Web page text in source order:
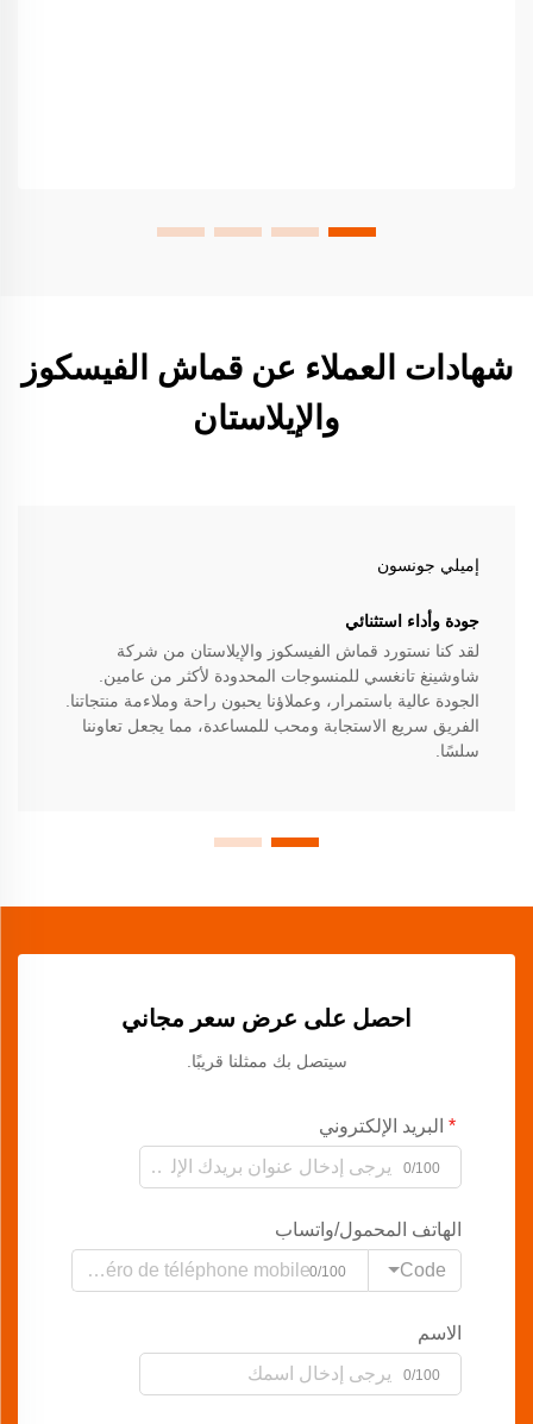
شهادات العملاء عن قماش الفيسكوز
والإيلاستان
إميلي جونسون
جودة وأداء استثنائي
لقد كنا نستورد قماش الفيسكوز والإيلاستان من شركة
شاوشينغ تانغسي للمنسوجات المحدودة لأكثر من عامين.
الجودة عالية باستمرار، وعملاؤنا يحبون راحة وملاءمة منتجاتنا.
الفريق سريع الاستجابة ومحب للمساعدة، مما يجعل تعاوننا
سلسًا.
احصل على عرض سعر مجاني
سيتصل بك ممثلنا قريبًا.
البريد الإلكتروني
0/100
الهاتف المحمول/واتساب
Code
0/100
الاسم
0/100